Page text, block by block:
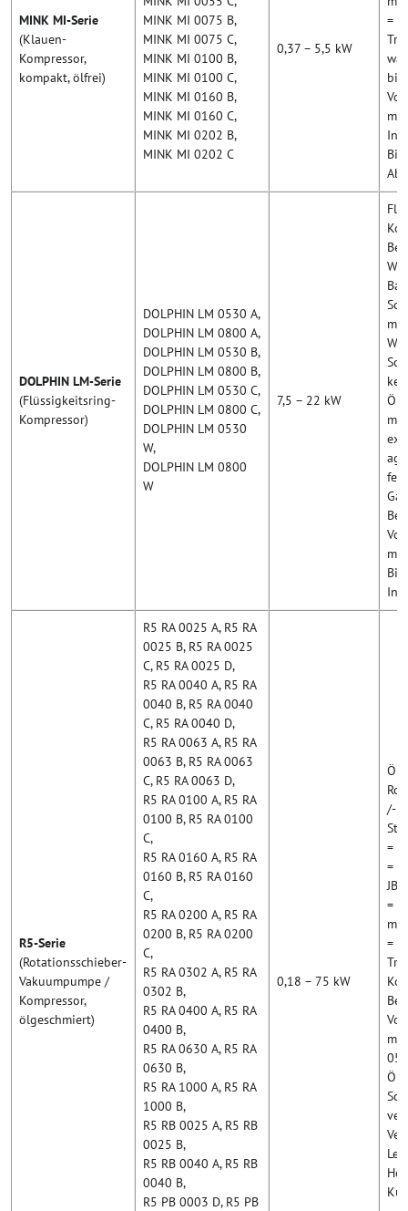
MINK MI-Serie
(Klauen-
Kompressor,
kompakt, ölfrei)
MINK MI 0075 B,
MINK MI 0075 C,
MINK MI 0100 B,
MINK MI 0100 C,
MINK MI 0160 B,
MINK MI 0160 C,
MINK MI 0202 B,
MINK MI 0202 C
0,37 – 5,5 kW
=
bis
DOLPHIN LM-Serie
(Flüssigkeitsring-
Kompressor)
DOLPHIN LM 0530 A,
DOLPHIN LM 0800 A,
DOLPHIN LM 0530 B,
DOLPHIN LM 0800 B,
DOLPHIN LM 0530 C,
DOLPHIN LM 0800 C,
DOLPHIN LM 0530
W,
DOLPHIN LM 0800
W
7,5 – 22 kW
mit
R5-Serie
(Rotationsschieber-
Vakuumpumpe /
Kompressor,
ölgeschmiert)
R5 RA 0025 A, R5 RA
0025 B, R5 RA 0025
C, R5 RA 0025 D,
R5 RA 0040 A, R5 RA
0040 B, R5 RA 0040
C, R5 RA 0040 D,
R5 RA 0063 A, R5 RA
0063 B, R5 RA 0063
C, R5 RA 0063 D,
R5 RA 0100 A, R5 RA
0100 B, R5 RA 0100
C,
R5 RA 0160 A, R5 RA
0160 B, R5 RA 0160
C,
R5 RA 0200 A, R5 RA
0200 B, R5 RA 0200
C,
R5 RA 0302 A, R5 RA
0302 B,
R5 RA 0400 A, R5 RA
0400 B,
R5 RA 0630 A, R5 RA
0630 B,
R5 RA 1000 A, R5 RA
1000 B,
R5 RB 0025 A, R5 RB
0025 B,
R5 RB 0040 A, R5 RB
0040 B,
R5 PB 0003 D, R5 PB
0,18 – 75 kW
/-
=
=
JB
=
mit
=